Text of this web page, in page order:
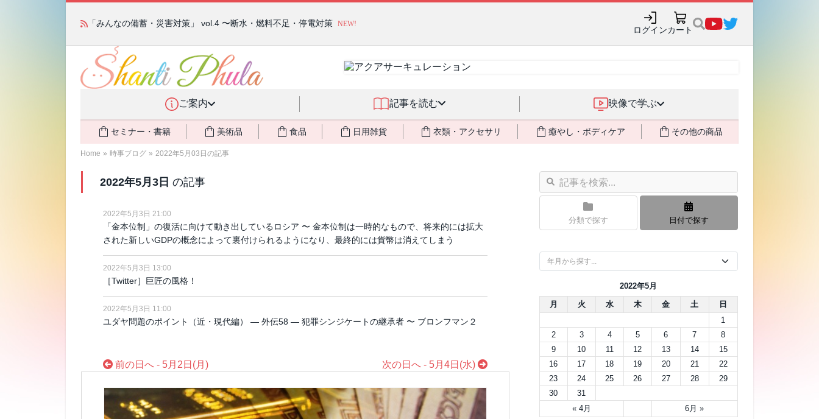
「みんなの備蓄・災害対策」 vol.4 〜断水・燃料不足・停電対策 NEW!
ログインカート
ご案内 記事を読む 映像で学ぶ
セミナー・書籍 美術品 食品 日用雑貨 衣類・アクセサリ 癒やし・ボディケア その他の商品
Home » 時事ブログ » 2022年5月03日の記事
2022年5月3日 の記事
2022年5月3日 21:00
「金本位制」の復活に向けて動き出しているロシア 〜 金本位制は一時的なもので、将来的には拡大
された新しいGDPの概念によって裏付けられるようになり、最終的には貨幣は消えてしまう
2022年5月3日 13:00
［Twitter］巨匠の風格！
2022年5月3日 11:00
ユダヤ問題のポイント（近・現代編） ― 外伝58 ― 犯罪シンジケートの継承者 〜 ブロンフマン２
前の日へ - 5月2日(月) 次の日へ - 5月4日(水)
分類で探す 日付で探す
2022年5月
月
火 水 木 金 土 日
« 4月 6月 »
1
2
3 4 5 6 7
8
9
10 11 12 13 14
15
16
17 18 19 20 21
22
23
24 25 26 27 28
29
30
31